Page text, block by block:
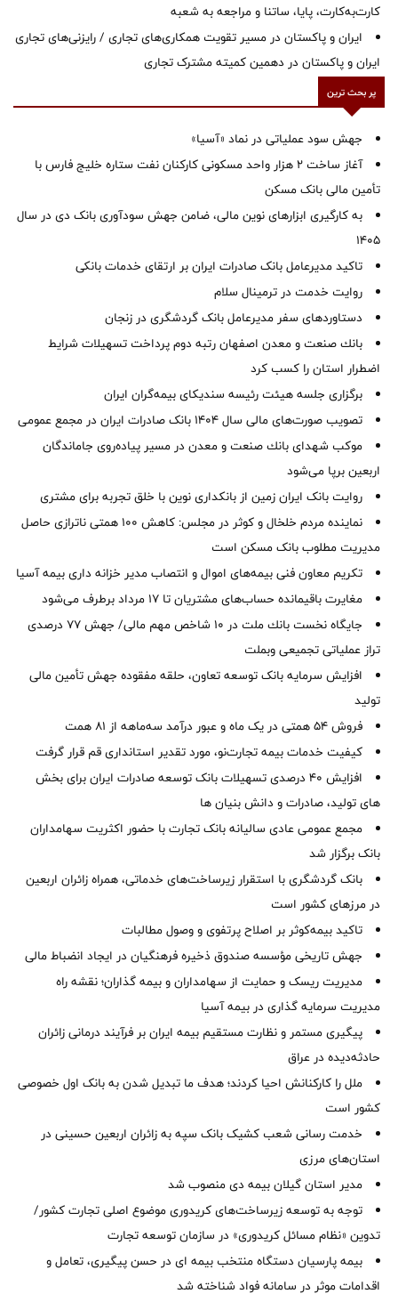
کارت‌به‌کارت، پایا، ساتنا و مراجعه به شعبه
ایران و پاکستان در مسیر تقویت همکاری‌های تجاری / رایزنی‌های تجاری
ایران و پاکستان در دهمین کمیته مشترک تجاری
پر بحث ترین
جهش سود عملیاتی در نماد «آسیا»
آغاز ساخت ۲ هزار واحد مسکونی کارکنان نفت ستاره خلیج فارس با
تأمین مالی بانک مسکن
به کارگیری ابزارهای نوین مالی، ضامن جهش سودآوری بانک دی در سال
1405
تاکید مدیرعامل بانک صادرات ایران بر ارتقای خدمات بانکی
روایت خدمت در ترمینال سلام
دستاوردهای سفر مدیرعامل بانک گردشگری در زنجان
بانك صنعت و معدن اصفهان رتبه دوم پرداخت تسهیلات شرایط
اضطرار استان را كسب كرد
برگزاری جلسه هیئت رئیسه سندیکای بیمه‌گران ایران
تصویب صورت‌های مالی سال ۱۴۰۴ بانک صادرات ایران در مجمع عمومی
موكب شهدای بانك صنعت و معدن در مسیر پیاده‌روی جاماندگان
اربعین برپا می‌شود
روایت بانک ایران زمین از بانکداری نوین با خلق تجربه برای مشتری
نماینده مردم خلخال و کوثر در مجلس: کاهش ۱۰۰ همتی ناترازی حاصل
مدیریت مطلوب بانک مسکن است
تکریم معاون فنی بیمه‌های اموال و انتصاب مدیر خزانه داری بیمه آسیا
مغایرت‌ باقیمانده حساب‌های مشتریان تا ۱۷ مرداد برطرف می‌شود
جایگاه نخست بانك ملت در 10 شاخص مهم مالی/ جهش 77 درصدی
تراز عملیاتی تجمیعی وبملت
افزایش سرمایه بانک توسعه تعاون، حلقه مفقوده جهش تأمین مالی
تولید
فروش 54 همتی در یک ماه و عبور درآمد سه‌ماهه از 81 همت
کیفیت خدمات بیمه تجارت‌نو، مورد تقدیر استانداری قم قرار گرفت
افزایش 40 درصدی تسهیلات بانک توسعه صادرات ایران برای بخش
های تولید، صادرات و دانش بنیان ها
مجمع عمومی عادی سالیانه بانک تجارت با حضور اکثریت سهامداران
بانک برگزار شد
بانک گردشگری با استقرار زیرساخت‌های خدماتی، همراه زائران اربعین
در مرزهای کشور است
تاکید بیمه‌کوثر بر اصلاح پرتفوی و وصول مطالبات ‌
جهش تاریخی مؤسسه صندوق ذخیره فرهنگیان در ایجاد انضباط مالی
مدیریت ریسک و حمایت از سهامداران و بیمه گذاران؛ نقشه راه
مدیریت سرمایه گذاری در بیمه آسیا
پیگیری مستمر و نظارت مستقیم بیمه ایران بر فرآیند درمانی زائران
حادثه‌دیده در عراق
ملل را کارکنانش احیا کردند؛ هدف ما تبدیل شدن به بانک اول خصوصی
کشور است
خدمت رسانی شعب کشیک بانک سپه به زائران اربعین حسینی در
استان‌‌های مرزی
‌مدیر استان گیلان بیمه دی منصوب شد
توجه به توسعه زیرساخت‌های کریدوری موضوع اصلی تجارت کشور/
تدوین «نظام مسائل کریدوری» در سازمان توسعه تجارت
بیمه پارسیان دستگاه منتخب بیمه ای در حسن پیگیری، تعامل و
اقدامات موثر در سامانه فواد شناخته شد